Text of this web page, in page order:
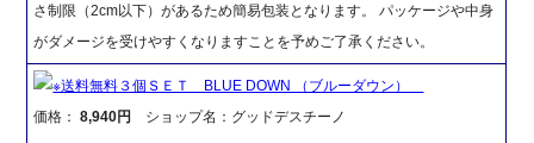
さ制限（2cm以下）があるため簡易包装となります。 パッケージや中身
がダメージを受けやすくなりますことを予めご了承ください。
※送料無料３個ＳＥＴ BLUE DOWN （ブルーダウン）
価格：8,940円 ショップ名：グッドデスチーノ